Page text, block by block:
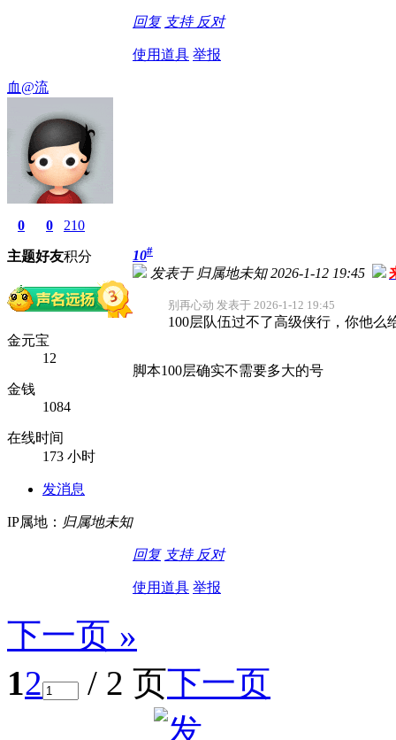
回复 支持 反对
使用道具 举报
血@流
0
主题
0
好友
210
积分
金元宝
12
金钱
1084
在线时间
173 小时
发消息
IP属地： 归属地未知
10#
发表于 归属地未知 2026-1-12 19:45
别再心动 发表于 2026-1-12 19:45
100层队伍过不了高级侠行，你他么
脚本100层确实不需要多大的号
回复 支持 反对
使用道具 举报
下一页 »
12 / 2 页下一页